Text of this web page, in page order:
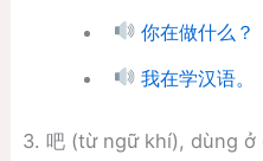
你在做什么？
我在学汉语。
3. 吧 (từ ngữ khí), dùng